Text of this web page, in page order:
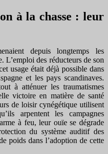
à la chasse : leur
depuis longtemps les
L’emploi des réducteurs de son
usage était déjà possible dans
et les pays scandinaves.
à atténuer les traumatismes
victoire en matière de santé
de loisir cynégétique utilisent
arpentent les campagnes
à feu, leur ouïe se dégrade
du système auditif des
poids dans l’adoption de cette